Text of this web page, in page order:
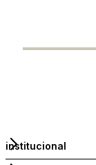
institucional